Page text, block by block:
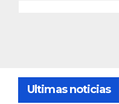
Ultimas noticias